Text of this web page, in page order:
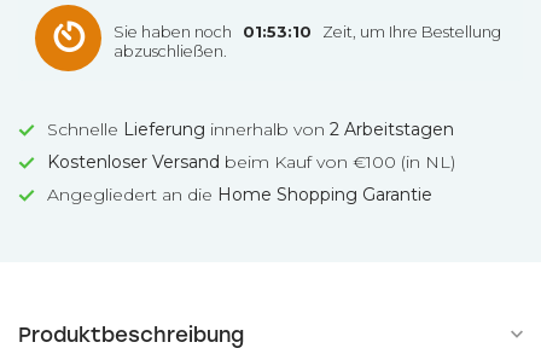
Sie haben noch 01:53:09
Zeit, um Ihre Bestellung
abzuschließen.
Schnelle Lieferung innerhalb von 2 Arbeitstagen
Kostenloser Versand beim Kauf von €100 (in NL)
Angegliedert an die Home Shopping Garantie
Produktbeschreibung